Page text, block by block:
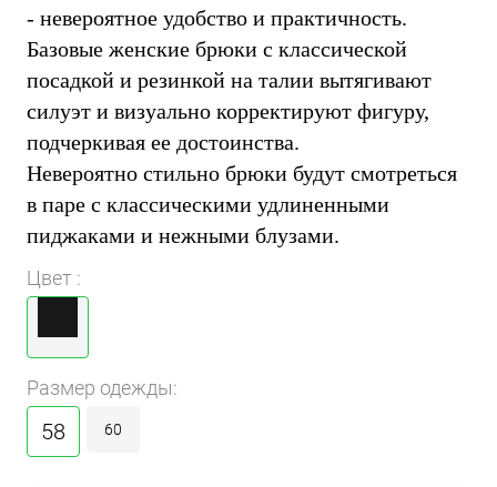
- невероятное удобство и практичность.
Базовые женские брюки с классической
посадкой и резинкой на талии вытягивают
силуэт и визуально корректируют фигуру,
подчеркивая ее достоинства.
Невероятно стильно брюки будут смотреться
в паре с классическими удлиненными
пиджаками и нежными блузами.
Цвет :
Размер одежды:
58 60